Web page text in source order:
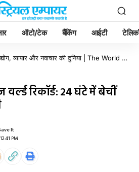
ऑटो/टेक बैंकिंग आईटी
The Industrial Empire - उद्योग, व्यापार और नवाचार की दुनिया | The World of Industry, Business & Innovation
वर्ल्ड रिकॉर्ड: 24 घंटे में बेचीं
PM